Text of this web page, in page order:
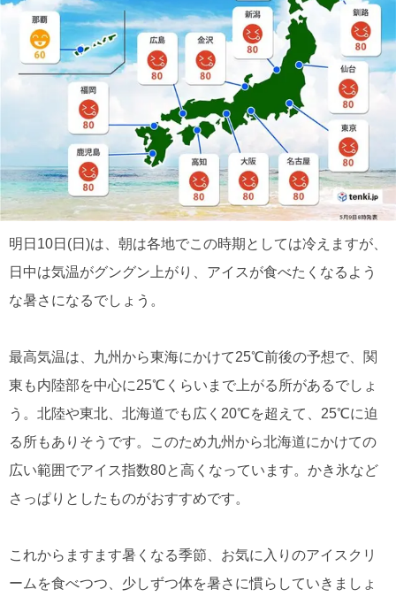
明日10日(日)は、朝は各地でこの時期としては冷えますが、
日中は気温がグングン上がり、アイスが食べたくなるよう
な暑さになるでしょう。
最高気温は、九州から東海にかけて25℃前後の予想で、関
東も内陸部を中心に25℃くらいまで上がる所があるでしょ
う。北陸や東北、北海道でも広く20℃を超えて、25℃に迫
る所もありそうです。このため九州から北海道にかけての
広い範囲でアイス指数80と高くなっています。かき氷など
さっぱりとしたものがおすすめです。
これからますます暑くなる季節、お気に入りのアイスクリ
ームを食べつつ、少しずつ体を暑さに慣らしていきましょ